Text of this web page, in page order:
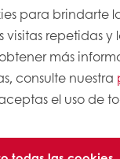
y
y
para brindarte
visitas repetidas
más
consulte nuestra
el uso de